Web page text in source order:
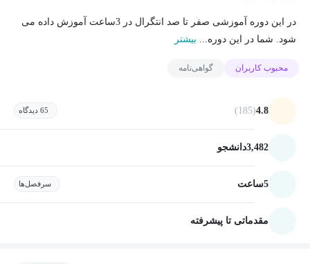
در این دوره آموزشی صفر تا صد انتگرال در 3ساعت آموزش داده می
شود. شما در این دوره... بیشتر
محبوب کاربران گواهی‌نامه
4.8
(185) 65 دیدگاه
3,482دانشجو
5ساعت سرفصل‌ها
مقدماتی تا پیشرفته